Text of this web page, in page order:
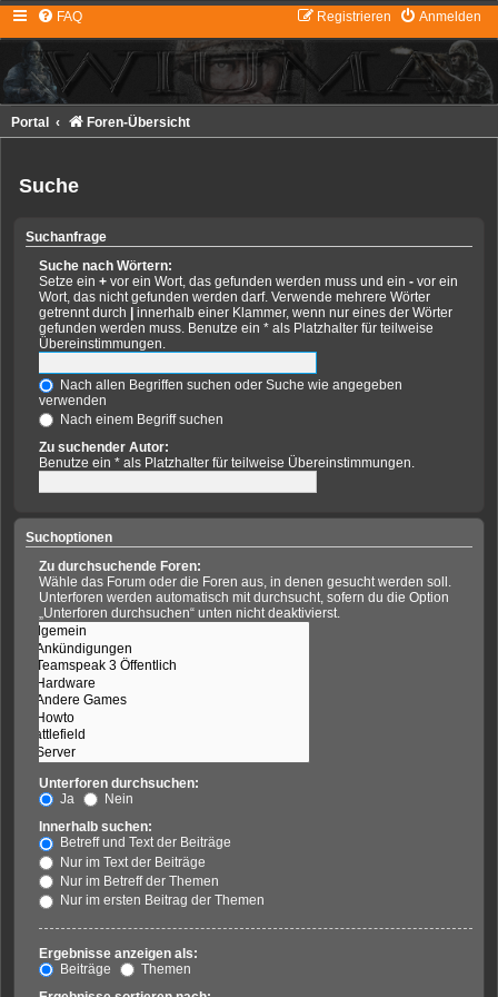
FAQ Anmelden
Registrieren
Portal Foren-Übersicht
Suche
Suchanfrage
Suche nach Wörtern:
Setze ein + vor ein Wort, das gefunden werden muss und ein - vor ein
Wort, das nicht gefunden werden darf. Verwende mehrere Wörter
getrennt durch | innerhalb einer Klammer, wenn nur eines der Wörter
gefunden werden muss. Benutze ein * als Platzhalter für teilweise
Übereinstimmungen.
Nach allen Begriffen suchen oder Suche wie angegeben
verwenden
Nach einem Begriff suchen
Zu suchender Autor:
Benutze ein * als Platzhalter für teilweise Übereinstimmungen.
Suchoptionen
Zu durchsuchende Foren:
Wähle das Forum oder die Foren aus, in denen gesucht werden soll.
Unterforen werden automatisch mit durchsucht, sofern du die Option
„Unterforen durchsuchen“ unten nicht deaktivierst.
Unterforen durchsuchen:
Ja
Nein
Innerhalb suchen:
Betreff und Text der Beiträge
Nur im Text der Beiträge
Nur im Betreff der Themen
Nur im ersten Beitrag der Themen
Ergebnisse anzeigen als:
Beiträge
Themen